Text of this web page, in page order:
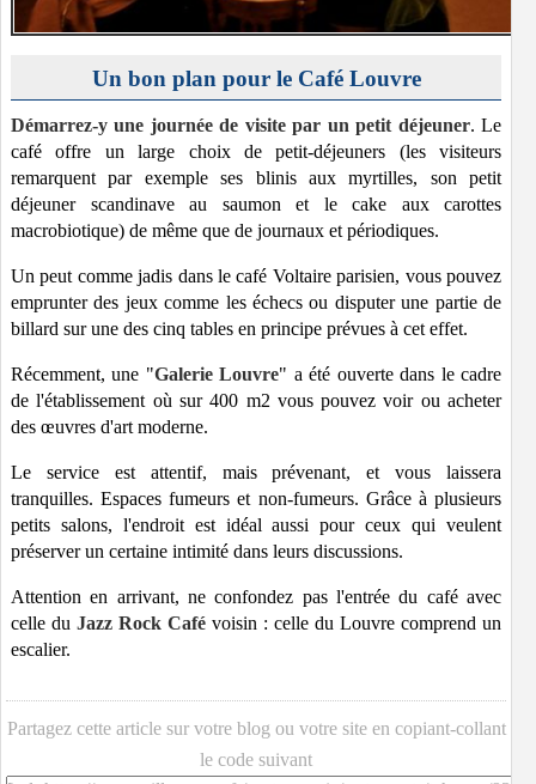
Un bon plan pour le Café Louvre
Démarrez-y une journée de visite par un petit déjeuner. Le
café offre un large choix de petit-déjeuners (les visiteurs
remarquent par exemple ses blinis aux myrtilles, son petit
déjeuner scandinave au saumon et le cake aux carottes
macrobiotique) de même que de journaux et périodiques.
Un peut comme jadis dans le café Voltaire parisien, vous pouvez
emprunter des jeux comme les échecs ou disputer une partie de
billard sur une des cinq tables en principe prévues à cet effet.
Récemment, une "Galerie Louvre" a été ouverte dans le cadre
de l'établissement où sur 400 m2 vous pouvez voir ou acheter
des œuvres d'art moderne.
Le service est attentif, mais prévenant, et vous laissera
tranquilles. Espaces fumeurs et non-fumeurs. Grâce à plusieurs
petits salons, l'endroit est idéal aussi pour ceux qui veulent
préserver un certaine intimité dans leurs discussions.
Attention en arrivant, ne confondez pas l'entrée du café avec
celle du Jazz Rock Café voisin : celle du Louvre comprend un
escalier.
Partagez cette article sur votre blog ou votre site en copiant-collant
le code suivant